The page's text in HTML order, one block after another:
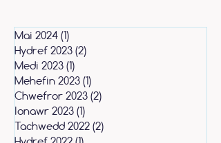
Mai 2024 (1)
Hydref 2023 (2)
Medi 2023 (1)
Mehefin 2023 (1)
Chwefror 2023 (2)
Ionawr 2023 (1)
Tachwedd 2022 (2)